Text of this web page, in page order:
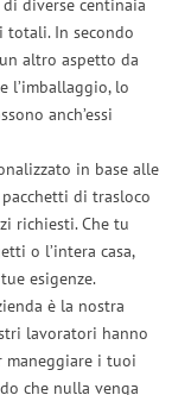
diverse centinaia
In secondo
altro aspetto da
l’imballaggio, lo
anch’essi
in base alle
di trasloco
richiesti. Che tu
o l’intera casa,
esigenze.
è la nostra
lavoratori hanno
maneggiare i tuoi
che nulla venga